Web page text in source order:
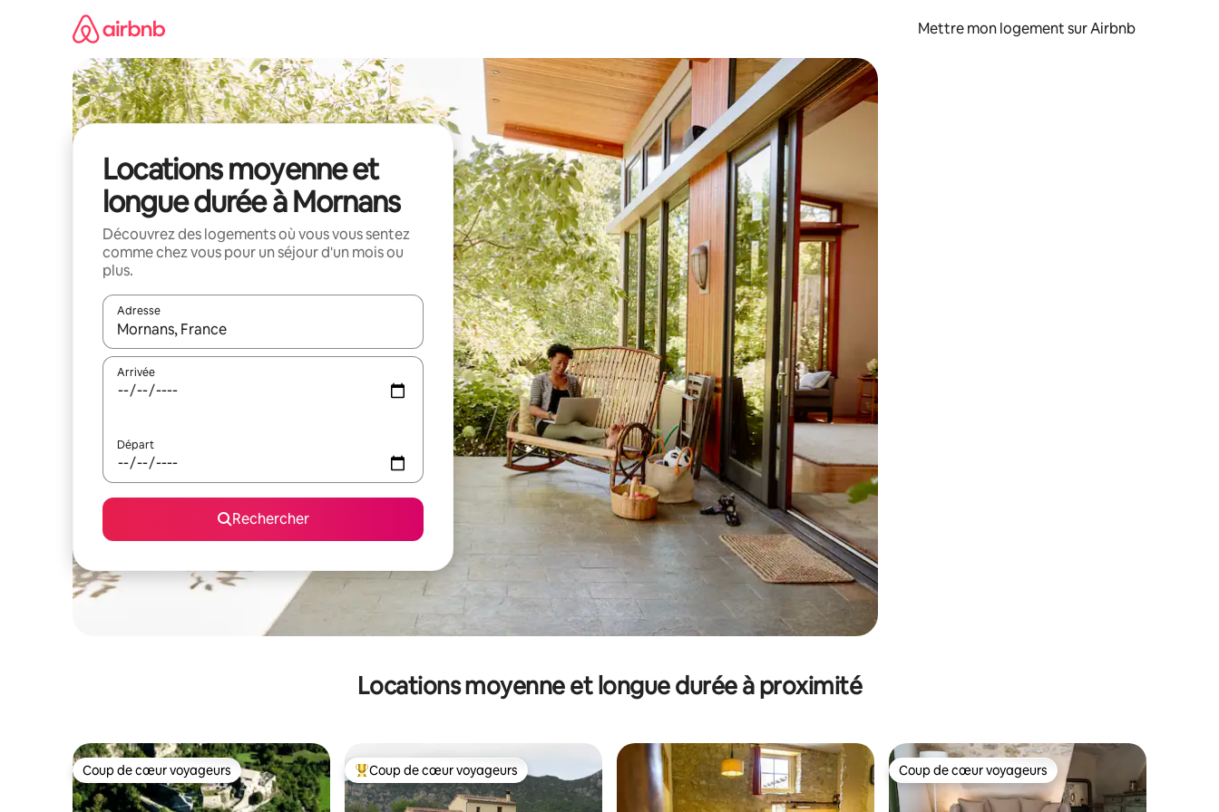
Mettre mon logement sur Airbnb
Locations moyenne et
longue durée à Mornans
Découvrez des logements où vous vous sentez
comme chez vous pour un séjour d'un mois ou
plus.
Adresse
Lorsque les résultats s'affichent, utilisez les flèches vers le haut et vers le bas pour les parcourir ou en appuyant et en faisant glisser.
Arrivée
Départ
Rechercher
Locations moyenne et longue durée à proximité
Coup de cœur voyageurs
Coup de cœur voyageurs Coups de cœur voyageurs les plus appréciés
Coup de cœur voyageurs Coup de cœur voyageurs
Coup de cœur voyageurs